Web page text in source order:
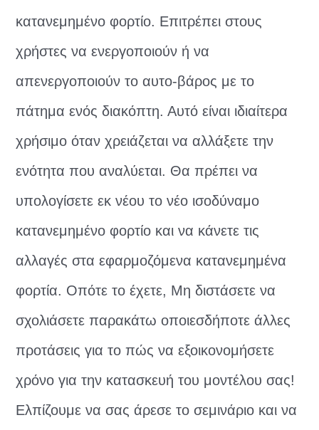
κατανεμημένο φορτίο. Επιτρέπει στους
χρήστες να ενεργοποιούν ή να
απενεργοποιούν το αυτο-βάρος με το
πάτημα ενός διακόπτη. Αυτό είναι ιδιαίτερα
χρήσιμο όταν χρειάζεται να αλλάξετε την
ενότητα που αναλύεται. Θα πρέπει να
υπολογίσετε εκ νέου το νέο ισοδύναμο
κατανεμημένο φορτίο και να κάνετε τις
αλλαγές στα εφαρμοζόμενα κατανεμημένα
φορτία. Οπότε το έχετε, Μη διστάσετε να
σχολιάσετε παρακάτω οποιεσδήποτε άλλες
προτάσεις για το πώς να εξοικονομήσετε
χρόνο για την κατασκευή του μοντέλου σας!
Ελπίζουμε να σας άρεσε το σεμινάριο και να